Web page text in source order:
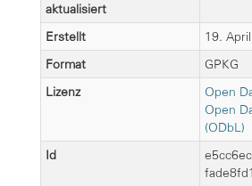
aktualisiert
Erstellt
19.
Format
GPKG
Lizenz
Open
Open
(ODbL)
Id